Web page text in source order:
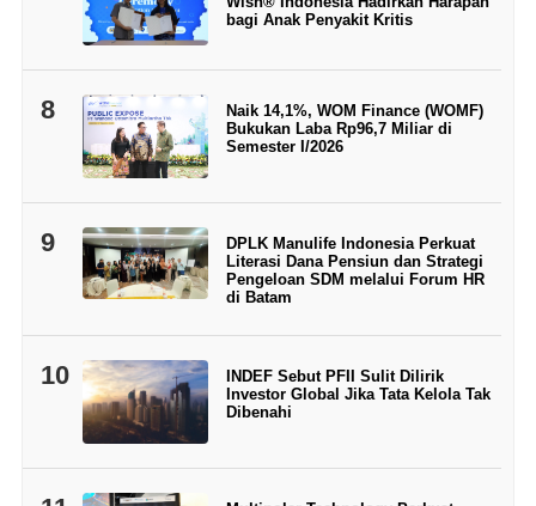
bagi Anak Penyakit Kritis
8
Naik 14,1%, WOM Finance (WOMF)
Bukukan Laba Rp96,7 Miliar di
Semester I/2026
9
DPLK Manulife Indonesia Perkuat
Literasi Dana Pensiun dan Strategi
Pengeloan SDM melalui Forum HR
di Batam
10
INDEF Sebut PFII Sulit Dilirik
Investor Global Jika Tata Kelola Tak
Dibenahi